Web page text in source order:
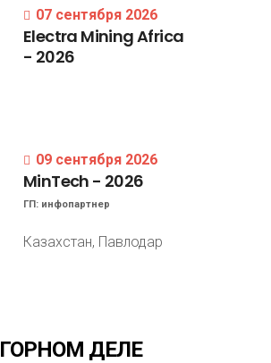
07 сентября 2026
Electra MiningAfrica
- 2026
09 сентября 2026
MinTech - 2026
ГП: инфопартнер
Казахстан, Павлодар
ГОРНОМ ДЕЛЕ